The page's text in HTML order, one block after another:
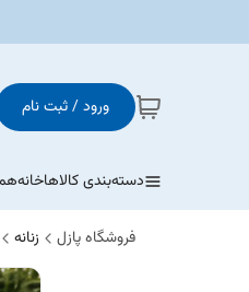
ورود / ثبت نام
دسته‌بندی کالاهاخانه
فروشگاه پازل زنانه